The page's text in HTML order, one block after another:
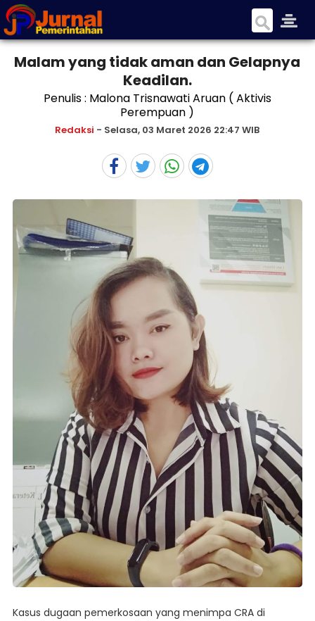
Malam yang tidak aman dan Gelapnya
Keadilan.
Penulis : Malona Trisnawati Aruan ( Aktivis
Perempuan )
Redaksi - Selasa, 03 Maret 2026 22:47 WIB
Kasus dugaan pemerkosaan yang menimpa CRA di